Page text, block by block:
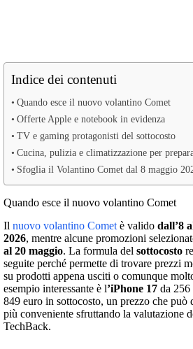
Indice dei contenuti
Quando esce il nuovo volantino Comet
Offerte Apple e notebook in evidenza
TV e gaming protagonisti del sottocosto
Cucina, pulizia e climatizzazione per
Sfoglia il Volantino Comet dal 8 maggio
Quando esce il nuovo volantino Comet
Il nuovo volantino Comet è valido dall’8
2026, mentre alcune promozioni
al 20 maggio. La formula del sottocosto
seguite perché permette di trovare prezzi
su prodotti appena usciti o comunque
esempio interessante è l’iPhone 17 da 256
849 euro in sottocosto, un prezzo che può
più conveniente sfruttando la valutazione
TechBack.